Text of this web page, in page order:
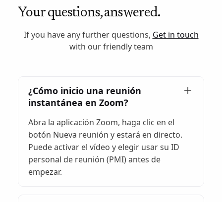
Your questions, answered.
If you have any further questions, Get in touch
with our friendly team
¿Cómo inicio una reunión
instantánea en Zoom?
Abra la aplicación Zoom, haga clic en el
botón Nueva reunión y estará en directo.
Puede activar el vídeo y elegir usar su ID
personal de reunión (PMI) antes de
empezar.